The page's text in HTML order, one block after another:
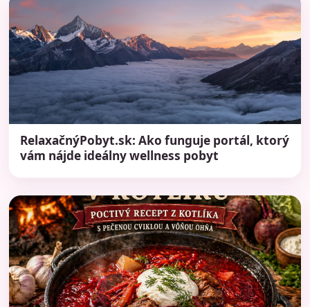
RelaxačnýPobyt.sk: Ako funguje portál, ktorý
vám nájde ideálny wellness pobyt